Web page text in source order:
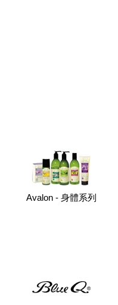
Avalon - 身體系列